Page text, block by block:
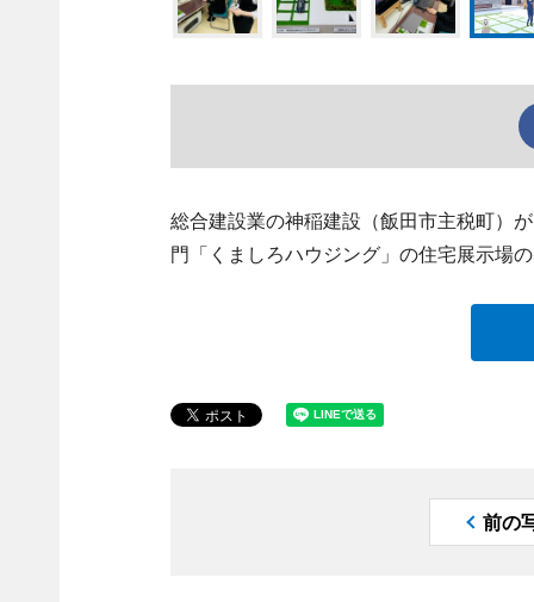
総合建設業の神稲建設（飯田市主税町）
門「くましろハウジング」の住宅展示場
前の